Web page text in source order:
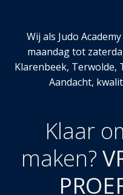
Wij als Judo
maandag tot
Klarenbeek, Terwolde,
Aandacht,
Klaar
maken?